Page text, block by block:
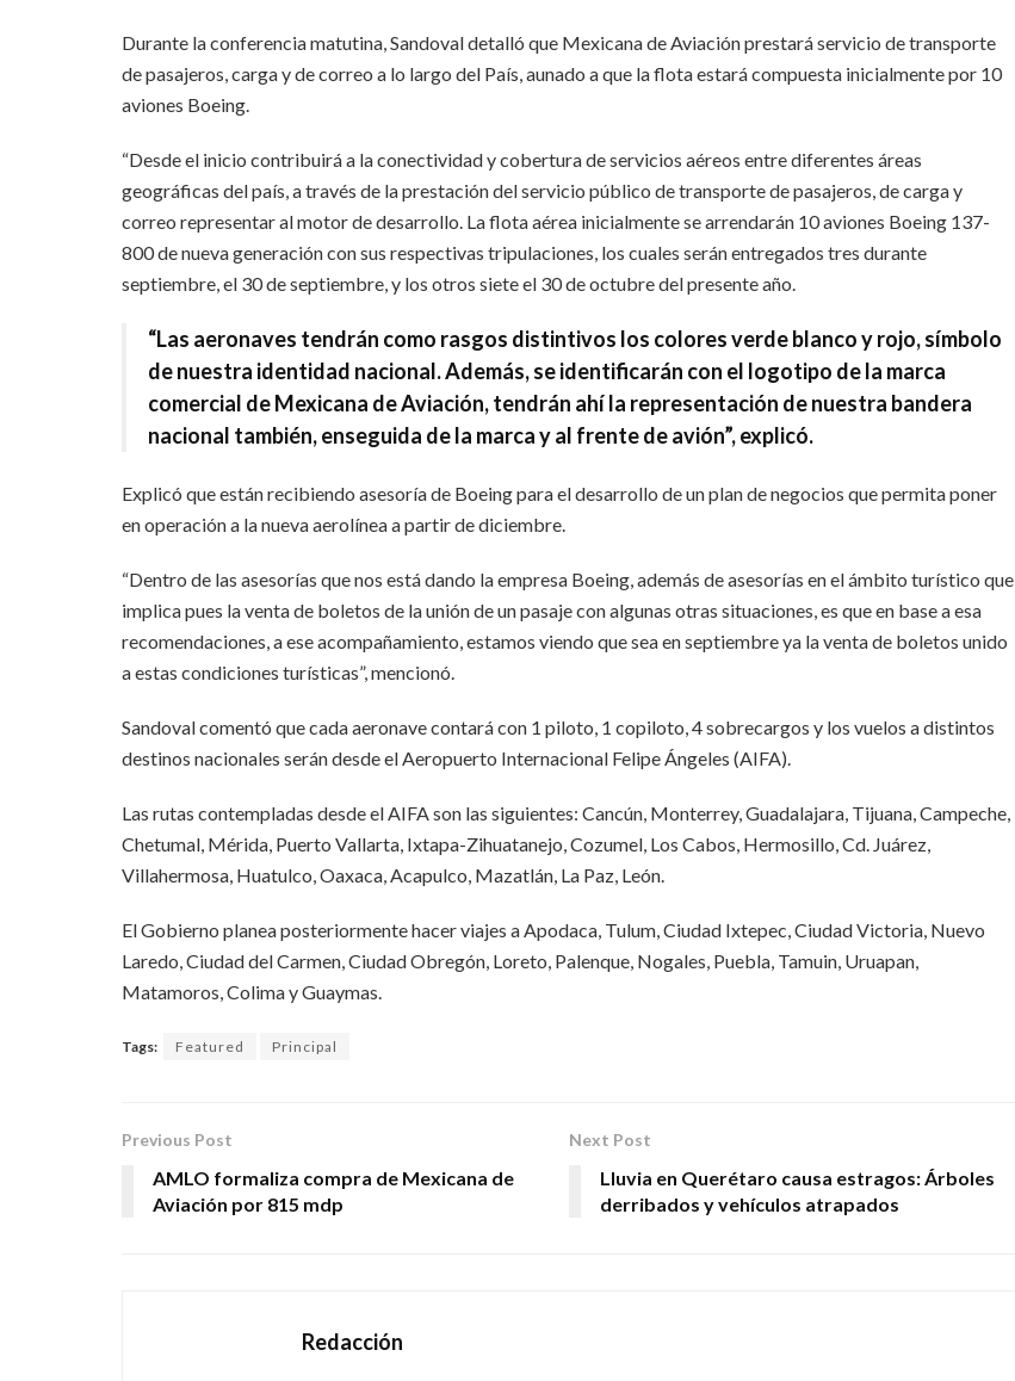
Durante la conferencia matutina, Sandoval detalló que Mexicana de Aviación prestará servicio de transporte
de pasajeros, carga y de correo a lo largo del País, aunado a que la flota estará compuesta inicialmente por 10
aviones Boeing.
“Desde el inicio contribuirá a la conectividad y cobertura de servicios aéreos entre diferentes áreas
geográficas del país, a través de la prestación del servicio público de transporte de pasajeros, de carga y
correo representar al motor de desarrollo. La flota aérea inicialmente se arrendarán 10 aviones Boeing 137-
800 de nueva generación con sus respectivas tripulaciones, los cuales serán entregados tres durante
septiembre, el 30 de septiembre, y los otros siete el 30 de octubre del presente año.
“Las aeronaves tendrán como rasgos distintivos los colores verde blanco y rojo, símbolo
de nuestra identidad nacional. Además, se identificarán con el logotipo de la marca
comercial de Mexicana de Aviación, tendrán ahí la representación de nuestra bandera
nacional también, enseguida de la marca y al frente de avión”, explicó.
Explicó que están recibiendo asesoría de Boeing para el desarrollo de un plan de negocios que permita poner
en operación a la nueva aerolínea a partir de diciembre.
“Dentro de las asesorías que nos está dando la empresa Boeing, además de asesorías en el ámbito turístico que
implica pues la venta de boletos de la unión de un pasaje con algunas otras situaciones, es que en base a esa
recomendaciones, a ese acompañamiento, estamos viendo que sea en septiembre ya la venta de boletos unido
a estas condiciones turísticas”, mencionó.
Sandoval comentó que cada aeronave contará con 1 piloto, 1 copiloto, 4 sobrecargos y los vuelos a distintos
destinos nacionales serán desde el Aeropuerto Internacional Felipe Ángeles (AIFA).
Las rutas contempladas desde el AIFA son las siguientes: Cancún, Monterrey, Guadalajara, Tijuana, Campeche,
Chetumal, Mérida, Puerto Vallarta, Ixtapa-Zihuatanejo, Cozumel, Los Cabos, Hermosillo, Cd. Juárez,
Villahermosa, Huatulco, Oaxaca, Acapulco, Mazatlán, La Paz, León.
El Gobierno planea posteriormente hacer viajes a Apodaca, Tulum, Ciudad Ixtepec, Ciudad Victoria, Nuevo
Laredo, Ciudad del Carmen, Ciudad Obregón, Loreto, Palenque, Nogales, Puebla, Tamuin, Uruapan,
Matamoros, Colima y Guaymas.
Tags: Featured Principal
Previous Post
AMLO formaliza compra de Mexicana de
Aviación por 815 mdp
Next Post
Lluvia en Querétaro causa estragos: Árboles
derribados y vehículos atrapados
Redacción